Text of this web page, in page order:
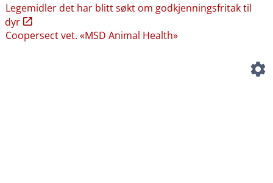
Legemidler det har blitt søkt om godkjenningsfritak til
dyr
Coopersect vet. «MSD Animal Health»